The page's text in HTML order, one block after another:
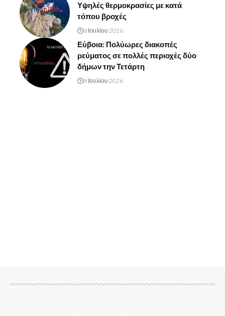
Υψηλές θερμοκρασίες με κατά
τόπου βροχές
8 Ιουλίου 2026
Εύβοια: Πολύωρες διακοπές
ρεύματος σε πολλές περιοχές δύο
δήμων την Τετάρτη
8 Ιουλίου 2026